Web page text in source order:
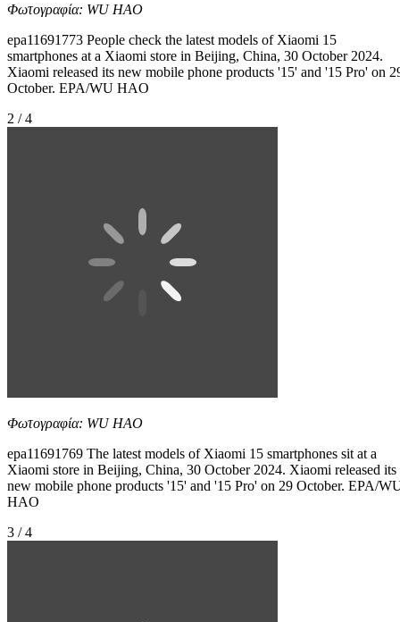
Φωτογραφία: WU HAO
epa11691773 People check the latest models of Xiaomi 15
smartphones at a Xiaomi store in Beijing, China, 30 October 2024.
Xiaomi released its new mobile phone products '15' and '15 Pro' on
October. EPA/WU HAO
2 / 4
Φωτογραφία: WU HAO
epa11691769 The latest models of Xiaomi 15 smartphones sit at a
Xiaomi store in Beijing, China, 30 October 2024. Xiaomi released its
new mobile phone products '15' and '15 Pro' on 29 October. EPA/
HAO
3 / 4